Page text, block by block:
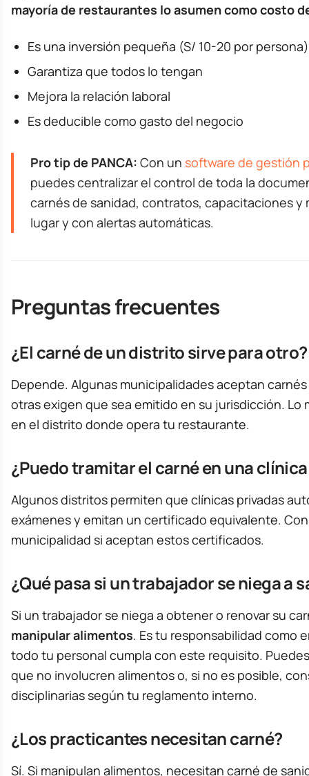
mayoría de restaurantes lo asumen como costo
Es una inversión pequeña (S/ 10-20 por persona)
Garantiza que todos lo tengan
Mejora la relación laboral
Es deducible como gasto del negocio
Pro tip de PANCA: Con un software de gestión
puedes centralizar el control de toda la
carnés de sanidad, contratos, capacitaciones y
lugar y con alertas automáticas.
Preguntas frecuentes
¿El carné de un distrito sirve para otro?
Depende. Algunas municipalidades aceptan
otras exigen que sea emitido en su jurisdicción. Lo
en el distrito donde opera tu restaurante.
¿Puedo tramitar el carné en una
Algunos distritos permiten que clínicas privadas
exámenes y emitan un certificado equivalente.
municipalidad si aceptan estos certificados.
¿Qué pasa si un trabajador se niega a
Si un trabajador se niega a obtener o renovar su
manipular alimentos. Es tu responsabilidad como
todo tu personal cumpla con este requisito.
que no involucren alimentos o, si no es posible,
disciplinarias según tu reglamento interno.
¿Los practicantes necesitan carné?
Sí. Si manipulan alimentos, necesitan carné de